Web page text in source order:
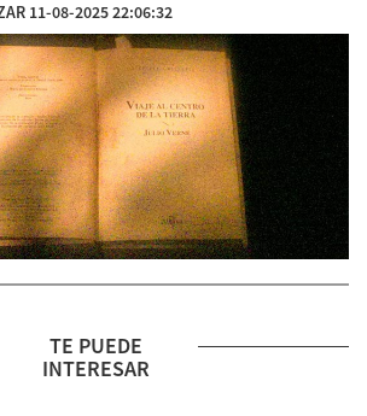
11-08-2025 22:06:32
TE PUEDE
INTERESAR